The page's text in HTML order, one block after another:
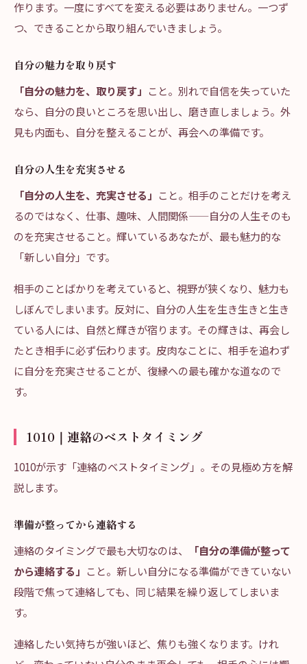
作ります。一度にすべてを変える必要はありません。一つず
つ、できることから取り組んでいきましょう。
自分の魅力を取り戻す
「自分の魅力を、取り戻す」 こと。別れで自信を失っていた
なら、自分の良いところを思い出し、磨き直しましょう。外
見も内面も、自分を整えることが、再会への準備です。
自分の人生を充実させる
「自分の人生を、充実させる」 こと。相手のことだけを考え
るのではなく、仕事、趣味、人間関係——自分の人生そのも
のを充実させること。輝いているあなたが、最も魅力的な
「新しい自分」です。
相手のことばかりを考えていると、視野が狭くなり、魅力も
しぼんでしまいます。反対に、自分の人生を生き生きと生き
ている人には、自然と輝きが宿ります。その輝きは、再会し
たとき相手に必ず伝わります。皮肉なことに、相手を追わず
に自分を充実させることが、復縁への最も確かな道なので
す。
1010｜連絡のベストタイミング
1010が示す「連絡のベストタイミング」。その見極め方を解
説します。
準備が整ってから連絡する
連絡のタイミングで最も大切なのは、
「自分の準備が整って
から連絡する」 こと。新しい自分になる準備ができていない
段階で焦って連絡しても、同じ結果を繰り返してしまいま
す。
連絡したい気持ちが強いほど、焦りも強くなります。けれ